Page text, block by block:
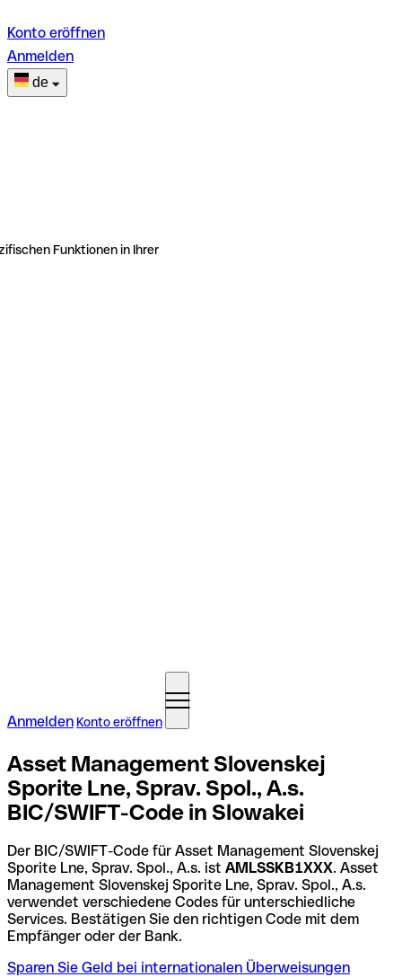
Konto eröffnen
Anmelden
de
Funktionen in Ihrer
Anmelden Konto eröffnen
Asset Management Slovenskej
Sporite Lne, Sprav. Spol., A.s.
BIC/SWIFT-Code in Slowakei
Der BIC/SWIFT-Code für Asset Management Slovenskej
Sporite Lne, Sprav. Spol., A.s. ist AMLSSKB1XXX. Asset
Management Slovenskej Sporite Lne, Sprav. Spol., A.s.
verwendet verschiedene Codes für unterschiedliche
Services. Bestätigen Sie den richtigen Code mit dem
Empfänger oder der Bank.
Sparen Sie Geld bei internationalen Überweisungen